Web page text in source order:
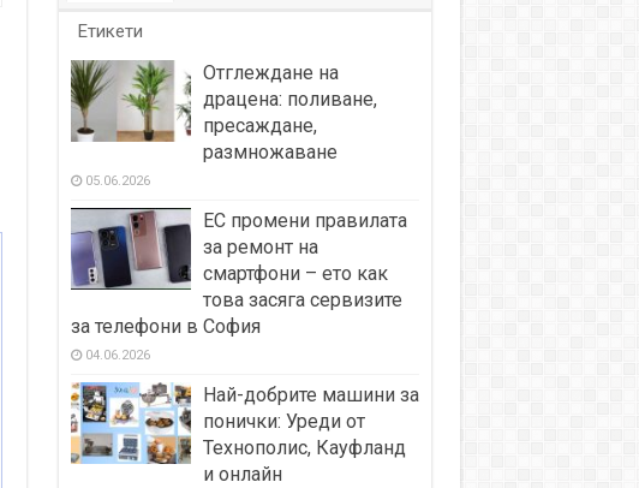
Етикети
Отглеждане на
драцена: поливане,
пресаждане,
размножаване
05.06.2026
ЕС промени правилата
за ремонт на
смартфони – ето как
това засяга сервизите
за телефони в София
04.06.2026
Най-добрите машини за
понички: Уреди от
Технополис, Кауфланд
и онлайн